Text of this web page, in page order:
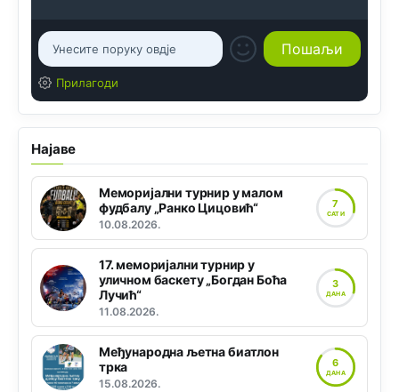
Прилагоди
Најаве
Меморијални турнир у малом
фудбалу „Ранко Цицовић“
10.08.2026.
7
САТИ
17. меморијални турнир у
уличном баскету „Богдан Боћа
Лучић“
11.08.2026.
3
ДАНА
Међународна љетна биатлон
трка
15.08.2026.
6
ДАНА